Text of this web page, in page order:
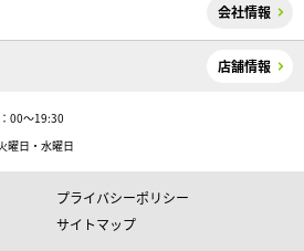
会社情報
店舗情報
00～19:30
日・水曜日
プライバシーポリシー
サイトマップ